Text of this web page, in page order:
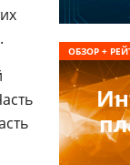
ОБЗОР +